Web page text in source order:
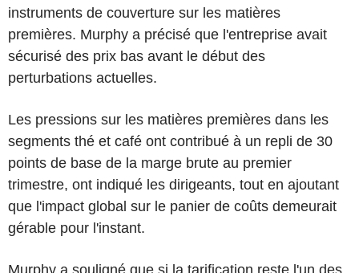
instruments de couverture sur les matières
premières. Murphy a précisé que l'entreprise avait
sécurisé des prix bas avant le début des
perturbations actuelles.
Les pressions sur les matières premières dans les
segments thé et café ont contribué à un repli de 30
points de base de la marge brute au premier
trimestre, ont indiqué les dirigeants, tout en ajoutant
que l'impact global sur le panier de coûts demeurait
gérable pour l'instant.
Murphy a souligné que si la tarification reste l'un des